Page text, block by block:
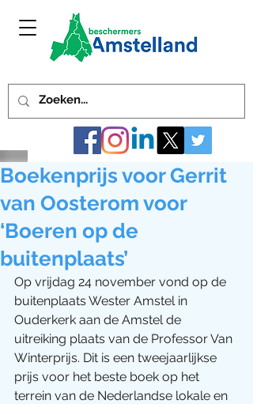
Boekenprijs voor Gerrit
van Oosterom voor
‘Boeren op de
buitenplaats’
Op vrijdag 24 november vond op de
buitenplaats Wester Amstel in
Ouderkerk aan de Amstel de
uitreiking plaats van de Professor Van
Winterprijs. Dit is een tweejaarlijkse
prijs voor het beste boek op het
terrein van de Nederlandse lokale en